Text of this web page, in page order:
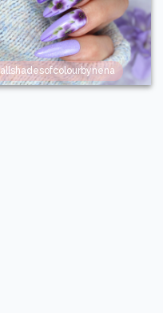
allshadesofcolourbynena